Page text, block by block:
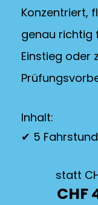
Konzentriert,
genau richtig
Einstieg oder
Inhalt:
✔ 5
statt
CHF